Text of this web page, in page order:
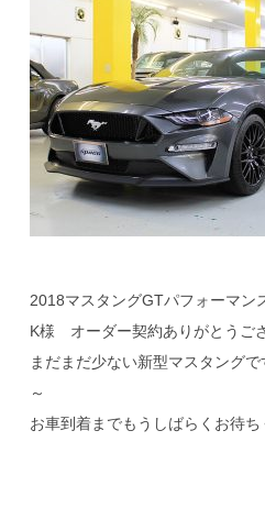
2018マスタングGTパフォーマン
K様 オーダー契約ありがとうご
まだまだ少ない新型マスタング
～
お車到着までもうしばらくお待ち